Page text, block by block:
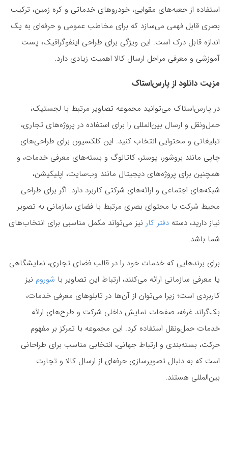
استفاده از جعبه‌های مقوایی، خودروهای خدماتی و کره زمین، ترکیب
بصری قابل فهمی می‌سازد که برای مخاطب عمومی و حرفه‌ای به یک
اندازه قابل درک است. این ویژگی برای طراحی اینفوگرافیک، پست
آموزشی و معرفی مراحل ارسال کالا اهمیت زیادی دارد.
مزیت دانلود از پارس‌استاک
در پارس‌استاک می‌توانید مجموعه تصاویر مرتبط با لجستیک،
حمل‌ونقل و ارسال بین‌المللی را برای استفاده در پروژه‌های تجاری،
تبلیغاتی و محتوایی انتخاب کنید. این کلکسیون برای طراحی‌های
چاپی مانند بروشور، پوستر، کاتالوگ و بسته‌های معرفی خدمات، و
همچنین برای پروژه‌های دیجیتال مانند وب‌سایت، اپلیکیشن،
شبکه‌های اجتماعی و ارائه‌های شرکتی کاربرد دارد. اگر برای طراحی
محیط شرکت یا محتوای بصری مرتبط با فضای سازمانی به تصویر
نیاز دارید، دسته دفتر کار نیز می‌تواند مکمل مناسبی برای انتخاب‌های
شما باشد.
برای برندهایی که خدمات خود را در قالب فضای تجاری، نمایشگاهی
یا معرفی سازمانی ارائه می‌کنند، ارتباط این تصاویر با شوروم نیز
کاربردی است؛ زیرا می‌توان از آن‌ها در تابلوهای معرفی خدمات،
بک‌گراند غرفه، صفحات نمایش داخلی شرکت و طرح‌های ارائه
خدمات حمل‌ونقل استفاده کرد. این مجموعه با تمرکز بر مفهوم
حرکت، بسته‌بندی و ارتباط جهانی، انتخابی مناسب برای طراحانی
است که به دنبال تصویرسازی حرفه‌ای از ارسال کالا و تجارت
بین‌المللی هستند.